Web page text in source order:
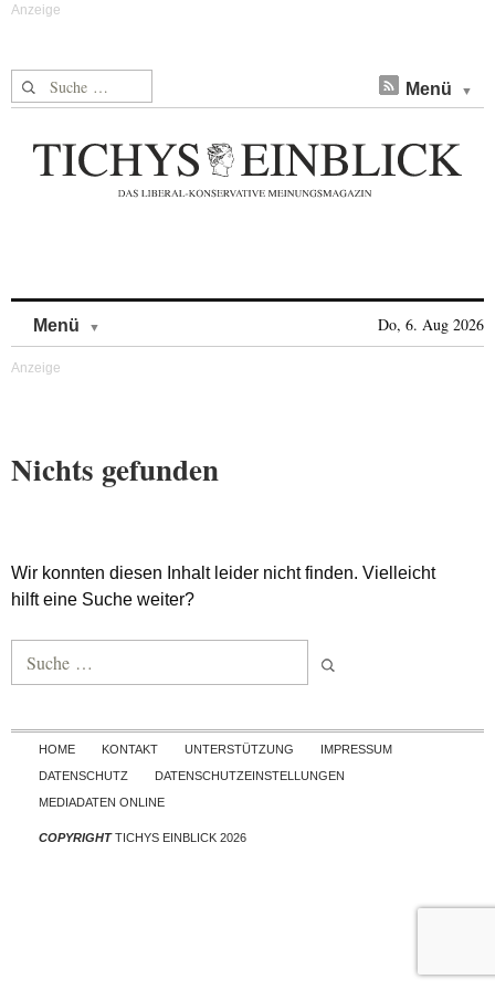
Suche nach: Menü
Menü Do, 6. Aug 2026
Nichts gefunden
Wir konnten diesen Inhalt leider nicht finden. Vielleicht
hilft eine Suche weiter?
Suche nach:
Skip to content
HOME KONTAKT UNTERSTÜTZUNG
IMPRESSUM
DATENSCHUTZ
DATENSCHUTZEINSTELLUNGEN
MEDIADATEN ONLINE
COPYRIGHTTICHYS EINBLICK 2026